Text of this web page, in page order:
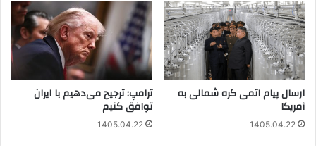
ارسال پیام اتمی کره شمالی به
آمریکا
1405.04.22
ترامپ: ترجیح می‌دهیم با ایران
توافق کنیم
1405.04.22